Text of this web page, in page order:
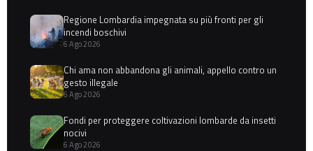
Regione Lombardia impegnata su più fronti per gli
incendi boschivi
6 Ago 2026
Chi ama non abbandona gli animali, appello contro un
gesto illegale
6 Ago 2026
Fondi per proteggere coltivazioni lombarde da insetti
nocivi
6 Ago 2026